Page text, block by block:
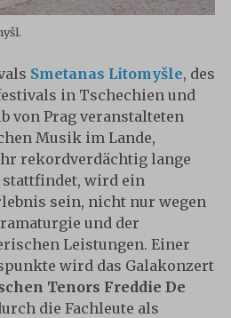
Smetanas Litomyšle, des
in Tschechien und
von Prag veranstalteten
Musik im Lande,
rekordverdächtig lange
stattfindet, wird ein
sein, nicht nur wegen
und der
Leistungen. Einer
wird das Galakonzert
Tenors Freddie De
die Fachleute als